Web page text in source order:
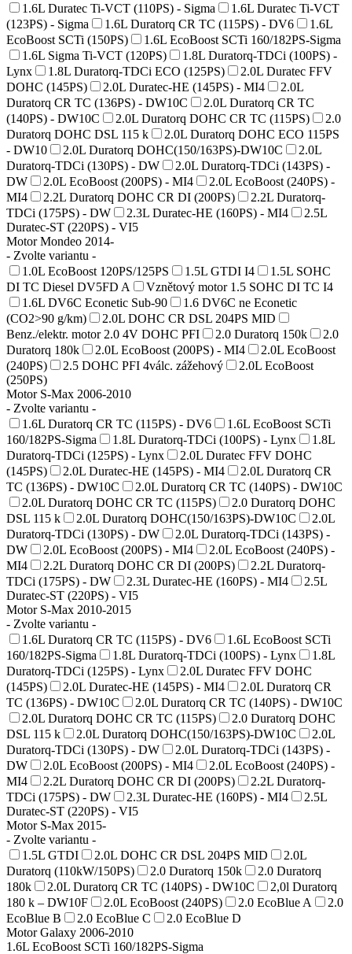
1.6L Duratec Ti-VCT (110PS) - Sigma
1.6L Duratec Ti-VCT
(123PS) - Sigma
1.6L Duratorq CR TC (115PS) - DV6
1.6L
EcoBoost SCTi (150PS)
1.6L EcoBoost SCTi 160/182PS-Sigma
1.6L Sigma Ti-VCT (120PS)
1.8L Duratorq-TDCi (100PS) -
Lynx
1.8L Duratorq-TDCi ECO (125PS)
2.0L Duratec FFV
DOHC (145PS)
2.0L Duratec-HE (145PS) - MI4
2.0L
Duratorq CR TC (136PS) - DW10C
2.0L Duratorq CR TC
(140PS) - DW10C
2.0L Duratorq DOHC CR TC (115PS)
2.0
Duratorq DOHC DSL 115 k
2.0L Duratorq DOHC ECO 115PS
- DW10
2.0L Duratorq DOHC(150/163PS)-DW10C
2.0L
Duratorq-TDCi (130PS) - DW
2.0L Duratorq-TDCi (143PS) -
DW
2.0L EcoBoost (200PS) - MI4
2.0L EcoBoost (240PS) -
MI4
2.2L Duratorq DOHC CR DI (200PS)
2.2L Duratorq-
TDCi (175PS) - DW
2.3L Duratec-HE (160PS) - MI4
2.5L
Duratec-ST (220PS) - VI5
Motor Mondeo 2014-
- Zvolte variantu -
1.0L EcoBoost 120PS/125PS
1.5L GTDI I4
1.5L SOHC
DI TC Diesel DV5FD A
Vznětový motor 1.5 SOHC DI TC I4
1.6L DV6C Econetic Sub-90
1.6 DV6C ne Econetic
(CO2>90 g/km)
2.0L DOHC CR DSL 204PS MID
Benz./elektr. motor 2.0 4V DOHC PFI
2.0 Duratorq 150k
2.0
Duratorq 180k
2.0L EcoBoost (200PS) - MI4
2.0L EcoBoost
(240PS)
2.5 DOHC PFI 4válc. zážehový
2.0L EcoBoost
(250PS)
Motor S-Max 2006-2010
- Zvolte variantu -
1.6L Duratorq CR TC (115PS) - DV6
1.6L EcoBoost SCTi
160/182PS-Sigma
1.8L Duratorq-TDCi (100PS) - Lynx
1.8L
Duratorq-TDCi (125PS) - Lynx
2.0L Duratec FFV DOHC
(145PS)
2.0L Duratec-HE (145PS) - MI4
2.0L Duratorq CR
TC (136PS) - DW10C
2.0L Duratorq CR TC (140PS) - DW10C
2.0L Duratorq DOHC CR TC (115PS)
2.0 Duratorq DOHC
DSL 115 k
2.0L Duratorq DOHC(150/163PS)-DW10C
2.0L
Duratorq-TDCi (130PS) - DW
2.0L Duratorq-TDCi (143PS) -
DW
2.0L EcoBoost (200PS) - MI4
2.0L EcoBoost (240PS) -
MI4
2.2L Duratorq DOHC CR DI (200PS)
2.2L Duratorq-
TDCi (175PS) - DW
2.3L Duratec-HE (160PS) - MI4
2.5L
Duratec-ST (220PS) - VI5
Motor S-Max 2010-2015
- Zvolte variantu -
1.6L Duratorq CR TC (115PS) - DV6
1.6L EcoBoost SCTi
160/182PS-Sigma
1.8L Duratorq-TDCi (100PS) - Lynx
1.8L
Duratorq-TDCi (125PS) - Lynx
2.0L Duratec FFV DOHC
(145PS)
2.0L Duratec-HE (145PS) - MI4
2.0L Duratorq CR
TC (136PS) - DW10C
2.0L Duratorq CR TC (140PS) - DW10C
2.0L Duratorq DOHC CR TC (115PS)
2.0 Duratorq DOHC
DSL 115 k
2.0L Duratorq DOHC(150/163PS)-DW10C
2.0L
Duratorq-TDCi (130PS) - DW
2.0L Duratorq-TDCi (143PS) -
DW
2.0L EcoBoost (200PS) - MI4
2.0L EcoBoost (240PS) -
MI4
2.2L Duratorq DOHC CR DI (200PS)
2.2L Duratorq-
TDCi (175PS) - DW
2.3L Duratec-HE (160PS) - MI4
2.5L
Duratec-ST (220PS) - VI5
Motor S-Max 2015-
- Zvolte variantu -
1.5L GTDI
2.0L DOHC CR DSL 204PS MID
2.0L
Duratorq (110kW/150PS)
2.0 Duratorq 150k
2.0 Duratorq
180k
2.0L Duratorq CR TC (140PS) - DW10C
2,0l Duratorq
180 k – DW10F
2.0L EcoBoost (240PS) 2.0 EcoBlue A
2.0
EcoBlue B
2.0 EcoBlue C
2.0 EcoBlue D
Motor Galaxy 2006-2010
1.6L EcoBoost SCTi 160/182PS-Sigma